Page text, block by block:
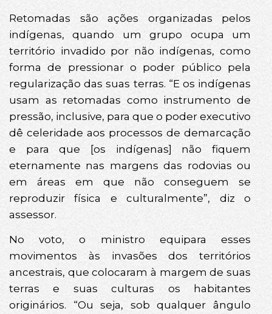
Retomadas são ações organizadas pelos
indígenas, quando um grupo ocupa um
território invadido por não indígenas, como
forma de pressionar o poder público pela
regularização das suas terras. “E os indígenas
usam as retomadas como instrumento de
pressão, inclusive, para que o poder executivo
dê celeridade aos processos de demarcação
e para que [os indígenas] não fiquem
eternamente nas margens das rodovias ou
em áreas em que não conseguem se
reproduzir física e culturalmente”, diz o
assessor.
No voto, o ministro equipara esses
movimentos às invasões dos territórios
ancestrais, que colocaram à margem de suas
terras e suas culturas os habitantes
originários. “Ou seja, sob qualquer ângulo